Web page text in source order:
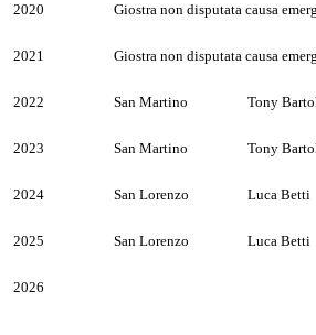
2020 Giostra non disputata causa
2021 Giostra non disputata causa
2022 San Martino Tony
2023 San Martino Tony
2024 San Lorenzo Luca Betti
2025 San Lorenzo Luca Betti
2026